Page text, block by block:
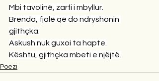
Mbi tavolinë, zarfi i mbyllur.
Brenda, fjalë që do ndryshonin
gjithçka.
Askush nuk guxoi ta hapte.
Kështu, gjithçka mbeti e njëjtë.
Poezi